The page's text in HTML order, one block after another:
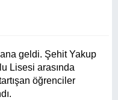
geldi. Şehit Yakup
Lisesi arasında
öğrenciler